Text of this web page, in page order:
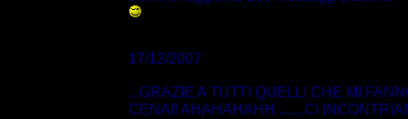
17/12/2007
...GRAZIE A TUTTI QUELLI CHE MI
CENA!! AHAHAHAHH........CI